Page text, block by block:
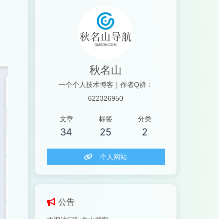
秋名山
一个个人技术博客｜作者Q群：
622326950
文章
34
标签
25
分类
2
个人网站
公告